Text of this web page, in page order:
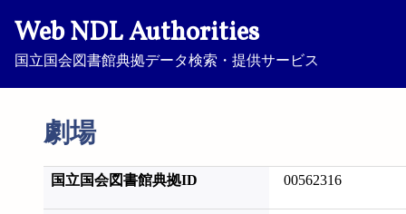
Web NDL Authorities
国立国会図書館典拠データ検索・提供サービス
劇場
国立国会図書館典拠ID 00562316